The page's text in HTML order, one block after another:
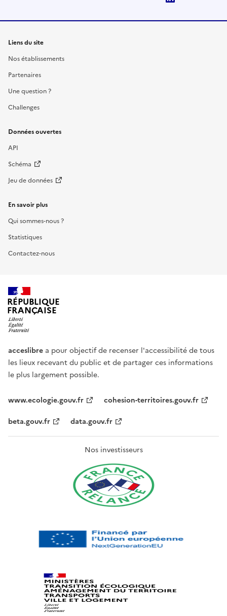
Liens du site
Nos établissements
Partenaires
Une question ?
Challenges
Données ouvertes
API
Schéma
Jeu de données
En savoir plus
Qui sommes-nous ?
Statistiques
Contactez-nous
RÉPUBLIQUE
FRANÇAISE
acceslibre a pour objectif de recenser l'accessibilité de tous
les lieux recevant du public et de partager ces informations
le plus largement possible.
www.ecologie.gouv.fr
cohesion-territoires.gouv.fr
beta.gouv.fr
data.gouv.fr
Nos investisseurs